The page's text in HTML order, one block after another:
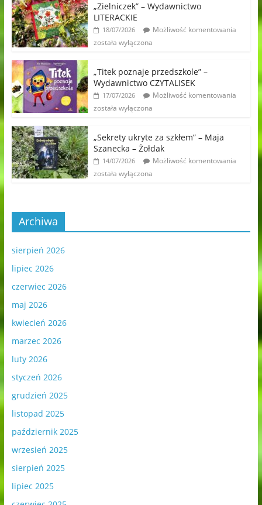
„Zielniczek” – Wydawnictwo
LITERACKIE
18/07/2026
Możliwość komentowania
została wyłączona
„Titek poznaje przedszkole” –
Wydawnictwo CZYTALISEK
17/07/2026
Możliwość komentowania
została wyłączona
„Sekrety ukryte za szkłem” – Maja
Szanecka – Żołdak
14/07/2026
Możliwość komentowania
została wyłączona
Archiwa
sierpień 2026
lipiec 2026
czerwiec 2026
maj 2026
kwiecień 2026
marzec 2026
luty 2026
styczeń 2026
grudzień 2025
listopad 2025
październik 2025
wrzesień 2025
sierpień 2025
lipiec 2025